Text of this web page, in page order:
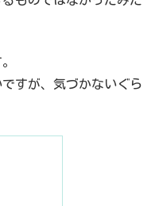
すが、気づかないぐら